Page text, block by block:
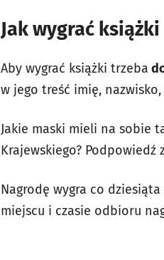
Jak wygrać książki
Aby wygrać książki trzeba
w jego treść imię,
Jakie maski mieli na sobie
Krajewskiego? Podpowiedź
Nagrodę wygra co
miejscu i czasie odbioru